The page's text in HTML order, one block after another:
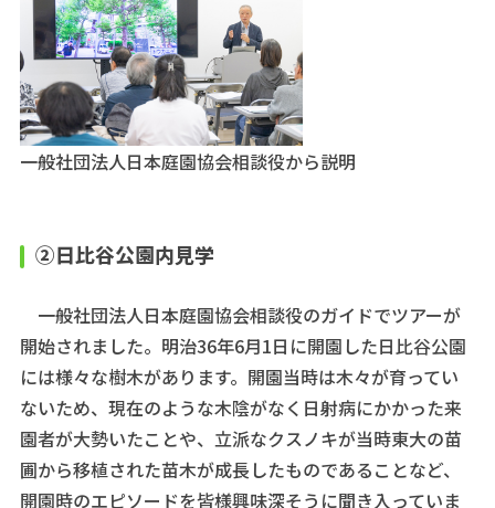
一般社団法人日本庭園協会相談役から説明
②日比谷公園内見学
一般社団法人日本庭園協会相談役のガイドでツアーが
開始されました。明治36年6月1日に開園した日比谷公園
には様々な樹木があります。開園当時は木々が育ってい
ないため、現在のような木陰がなく日射病にかかった来
園者が大勢いたことや、立派なクスノキが当時東大の苗
圃から移植された苗木が成長したものであることなど、
開園時のエピソードを皆様興味深そうに聞き入っていま